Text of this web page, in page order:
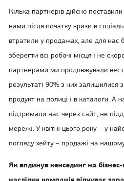
Кілька партнерів дійсно
нами після початку кризи в
втратили у продажах, але для нас
зберегти всі робочі місця і не
партнерами ми продовжували
результаті 90% з них залишилися
продукт на полиці і в каталоги. А
підтримали нас через сайт, не
мережі. У квітні цього року – у
погляду хейту – продажі на
Як вплинув кенселинг на